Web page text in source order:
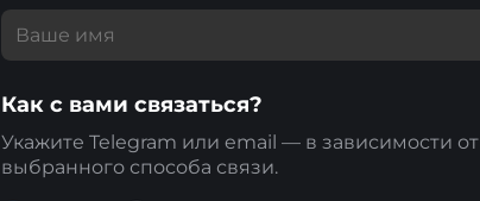
Как с вами связаться?
Укажите Telegram или email — в зависимости от
выбранного способа связи.